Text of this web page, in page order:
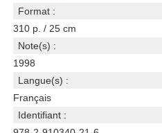
Format :
310 p. / 25 cm
Note(s) :
1998
Langue(s) :
Français
Identifiant :